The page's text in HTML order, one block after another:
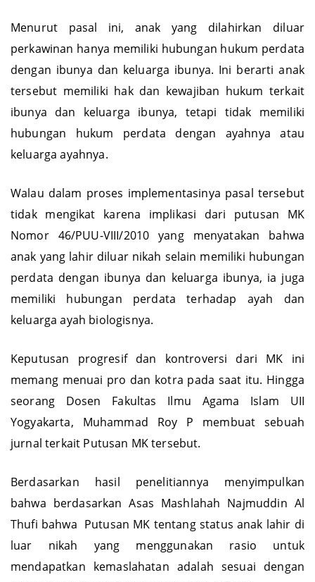
Menurut pasal ini, anak yang dilahirkan diluar
perkawinan hanya memiliki hubungan hukum perdata
dengan ibunya dan keluarga ibunya. Ini berarti anak
tersebut memiliki hak dan kewajiban hukum terkait
ibunya dan keluarga ibunya, tetapi tidak memiliki
hubungan hukum perdata dengan ayahnya atau
keluarga ayahnya.
Walau dalam proses implementasinya pasal tersebut
tidak mengikat karena implikasi dari putusan MK
Nomor 46/PUU-VIII/2010 yang menyatakan bahwa
anak yang lahir diluar nikah selain memiliki hubungan
perdata dengan ibunya dan keluarga ibunya, ia juga
memiliki hubungan perdata terhadap ayah dan
keluarga ayah biologisnya.
Keputusan progresif dan kontroversi dari MK ini
memang menuai pro dan kotra pada saat itu. Hingga
seorang Dosen Fakultas Ilmu Agama Islam UII
Yogyakarta, Muhammad Roy P membuat sebuah
jurnal terkait Putusan MK tersebut.
Berdasarkan hasil penelitiannya menyimpulkan
bahwa berdasarkan Asas Mashlahah Najmuddin Al
Thufi bahwa Putusan MK tentang status anak lahir di
luar nikah yang menggunakan rasio untuk
mendapatkan kemaslahatan adalah sesuai dengan